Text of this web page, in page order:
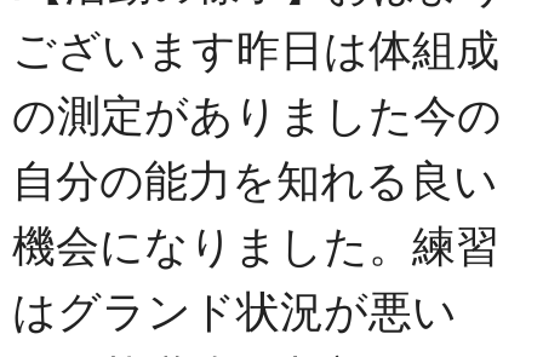
ございます昨日は体組成
の測定がありました️今の
自分の能力を知れる良い
機会になりました。練習
はグランド状況が悪い